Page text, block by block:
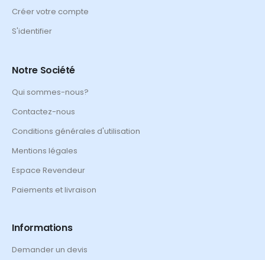
Créer votre compte
S'identifier
Notre Société
Qui sommes-nous?
Contactez-nous
Conditions générales d'utilisation
Mentions légales
Espace Revendeur
Paiements et livraison
Informations
Demander un devis